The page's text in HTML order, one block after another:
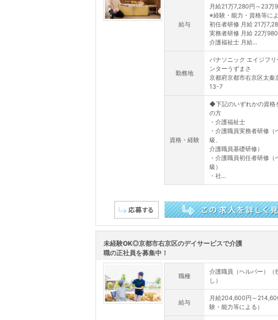
給与
月給21万7,280円～23万
※経験・能力・資格等に
初任者研修 月給 21万
実務者研修 月給 22万
介護福祉士 月給...
勤務地
パナソニック エイジフリ
ンターうずまさ
京都府京都市右京区太秦
13-7
資格・経験
◆下記のいずれかの資格
の方
・介護福祉士
・介護職員実務者研修（
級、
介護職員基礎研修）
・介護職員初任者研修（
級）
・社...
未経験OK◎京都市右京区のデイサービスで介護
職の正社員を募集中！
職種
介護職員（ヘルパー）（
し）
給与
月給204,600円～
験・能力等による）